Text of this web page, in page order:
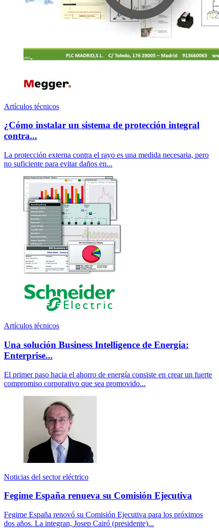
Artículos técnicos
¿Cómo instalar un sistema de protección integral
contra...
La protección externa contra el rayo es una medida necesaria, pero
no suficiente para evitar daños en...
Artículos técnicos
Una solución Business Intelligence de Energía:
Enterprise...
El primer paso hacia el ahorro de energía consiste en crear un fuerte
compromiso corporativo que sea promovido...
Noticias del sector eléctrico
Fegime España renueva su Comisión Ejecutiva
Fegime España renovó su Comisión Ejecutiva para los próximos
dos años. La integran, Josep Cairó (presidente)...